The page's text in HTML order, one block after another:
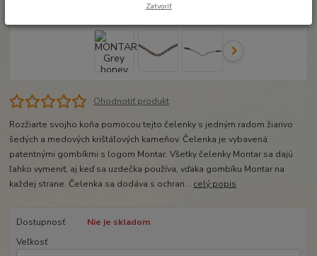
Ohodnotiť produkt
Rozžiarte svojho koňa pomocou tejto čelenky s jedným radom žiarivo
šedých a medových krištáľových kameňov. Čelenka je vybavená
patentnými gombíkmi s logom Montar. Všetky čelenky Montar sa dajú
ľahko vymeniť, aj keď sa uzdečka používa, vďaka gombíku Montar na
každej strane. Čelenka sa dodáva s ochran... celý popis
Dostupnosť
Nie je skladom
Veľkosť
Zatvoriť